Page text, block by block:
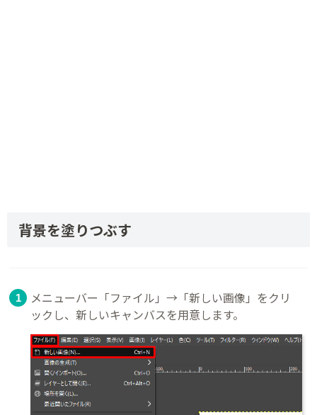
背景を塗りつぶす
メニューバー「ファイル」→「新しい画像」をクリ
ックし、新しいキャンバスを用意します。